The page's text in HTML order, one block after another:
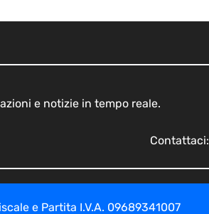
e notizie in tempo reale.
Contattaci:
e Partita I.V.A. 09689341007